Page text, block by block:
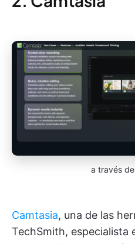
a través de
Camtasia, una de las
TechSmith, especialista